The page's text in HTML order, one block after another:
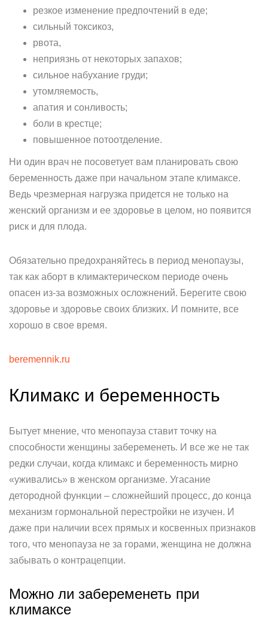
резкое изменение предпочтений в еде;
сильный токсикоз,
рвота,
неприязнь от некоторых запахов;
сильное набухание груди;
утомляемость,
апатия и сонливость;
боли в крестце;
повышенное потоотделение.
Ни один врач не посоветует вам планировать свою
беременность даже при начальном этапе климаксе.
Ведь чрезмерная нагрузка придется не только на
женский организм и ее здоровье в целом, но появится
риск и для плода.
Обязательно предохраняйтесь в период менопаузы,
так как аборт в климактерическом периоде очень
опасен из-за возможных осложнений. Берегите свою
здоровье и здоровье своих близких. И помните, все
хорошо в свое время.
beremennik.ru
Климакс и беременность
Бытует мнение, что менопауза ставит точку на
способности женщины забеременеть. И все же не так
редки случаи, когда климакс и беременность мирно
«уживались» в женском организме. Угасание
детородной функции – сложнейший процесс, до конца
механизм гормональной перестройки не изучен. И
даже при наличии всех прямых и косвенных признаков
того, что менопауза не за горами, женщина не должна
забывать о контрацепции.
Можно ли забеременеть при
климаксе